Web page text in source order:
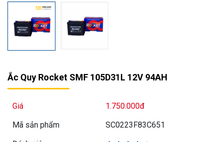
Ắc Quy Rocket SMF 105D31L 12V 94AH
Giá
1.750.000đ
Mã sản phẩm
SC0223F83C651